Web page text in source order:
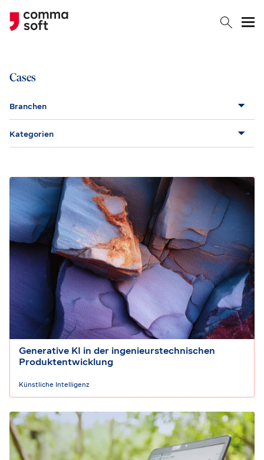
Cases
Branchen
Kategorien
Generative KI in der ingenieurstechnischen
Produktentwicklung
Künstliche Intelligenz